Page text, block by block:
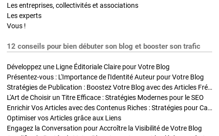
Les entreprises, collectivités et associations
Les experts
Vous !
12 conseils pour bien débuter son blog et booster son trafic
Développez une Ligne Éditoriale Claire pour Votre Blog
Présentez-vous : L'Importance de l'Identité Auteur pour Votre Blog
Stratégies de Publication : Boostez Votre Blog avec des Articles Fréquents et Exclusifs
L'Art de Choisir un Titre Efficace : Stratégies Modernes pour le SEO
Enrichir Vos Articles avec des Contenus Riches : Stratégies pour Captiver et Optimiser
Optimiser vos Articles grâce aux Liens
Engagez la Conversation pour Accroître la Visibilité de Votre Blog